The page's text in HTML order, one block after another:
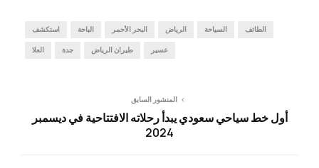
استكشف الباحة البحر الأحمر الرياض السياحة الطائف
العلا جدة طيران الرياض عسير
المنشور السابق
أول خط سياحي سعودي يبدأ رحلاته الافتتاحية في ديسمبر
2024